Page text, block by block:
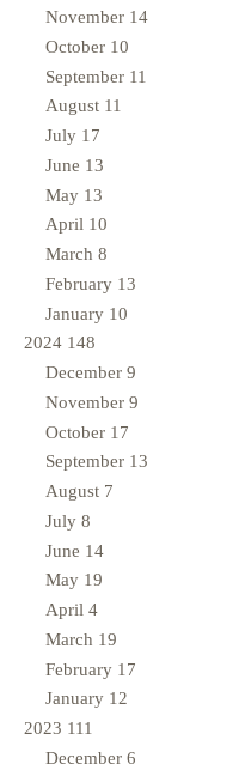
November 14
October 10
September 11
August 11
July 17
June 13
May 13
April 10
March 8
February 13
January 10
2024 148
December 9
November 9
October 17
September 13
August 7
July 8
June 14
May 19
April 4
March 19
February 17
January 12
2023 111
December 6